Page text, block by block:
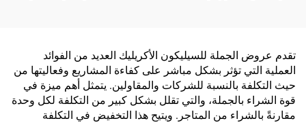
تقدم عروض الجملة للسيليكون الأكريليك العديد من الفوائد
العملية التي تؤثر بشكل مباشر على كفاءة المشاريع وفعاليتها من
حيث التكلفة بالنسبة للشركات والمقاولين. يتمثل أهم ميزة في
قوة الشراء بالجملة، والتي تقلل بشكل كبير من التكلفة لكل وحدة
مقارنةً بالشراء من المتاجر. ويتيح هذا التخفيض في التكلفة